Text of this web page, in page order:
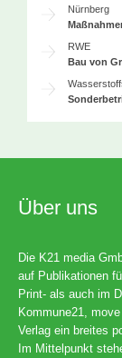
Nürnberg
RWE
Bau von
Über uns
Die K21 media
auf Publikationen
Print- als auch im
Kommune21,
Verlag ein breites
Im Mittelpunkt